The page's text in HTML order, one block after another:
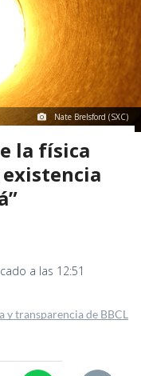
Nate Brelsford (SXC)
la física
a las 12:51
y transparencia de BBCL